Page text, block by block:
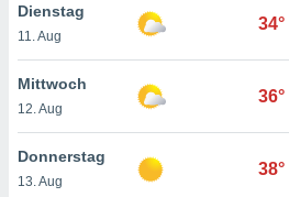
finden
. Sie
jederzeit
Rand
Dienstag
11. Aug
34°
Mittwoch
12. Aug
36°
Donnerstag
13. Aug
38°